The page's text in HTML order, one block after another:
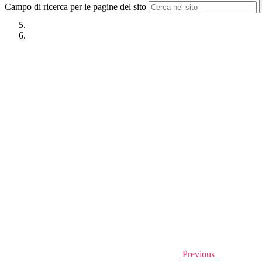
Campo di ricerca per le pagine del sito
Previous